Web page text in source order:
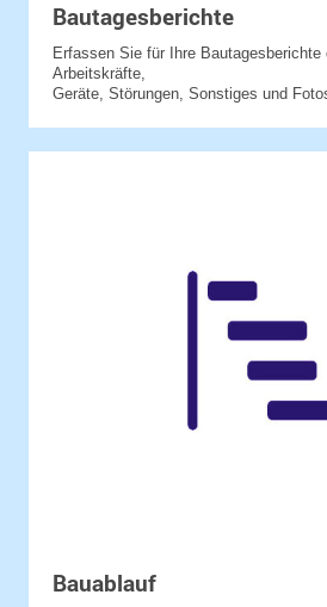
Bautagesberichte
Erfassen Sie für Ihre Bautagesberichte
Arbeitskräfte,
Geräte, Störungen, Sonstiges und
Bauablauf